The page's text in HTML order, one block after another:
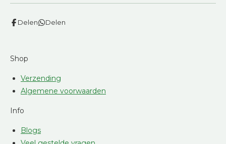
Delen Delen
Shop
Verzending
Algemene voorwaarden
Info
Blogs